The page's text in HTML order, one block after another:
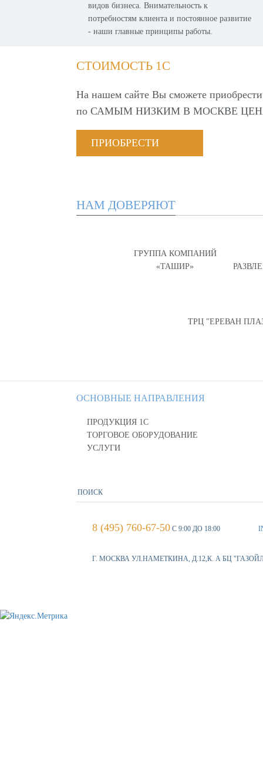
видов бизнеса. Внимательность к
потребностям клиента и постоянное развитие
- наши главные принципы работы.
СТОИМОСТЬ 1С
На нашем сайте Вы сможете
по САМЫМ НИЗКИМ В МОСКВЕ
ПРИОБРЕСТИ
НАМ ДОВЕРЯЮТ
ГРУППА КОМПАНИЙ
«ТАШИР»
ТРЦ "ЕРЕВАН
ОСНОВНЫЕ НАПРАВЛЕНИЯ
ПРОДУКЦИЯ 1С
ТОРГОВОЕ ОБОРУДОВАНИЕ
УСЛУГИ
8 (495) 760-67-50 С 9:00 ДО 18:00
Г. МОСКВА УЛ.НАМЕТКИНА, Д.12,К. А БЦ